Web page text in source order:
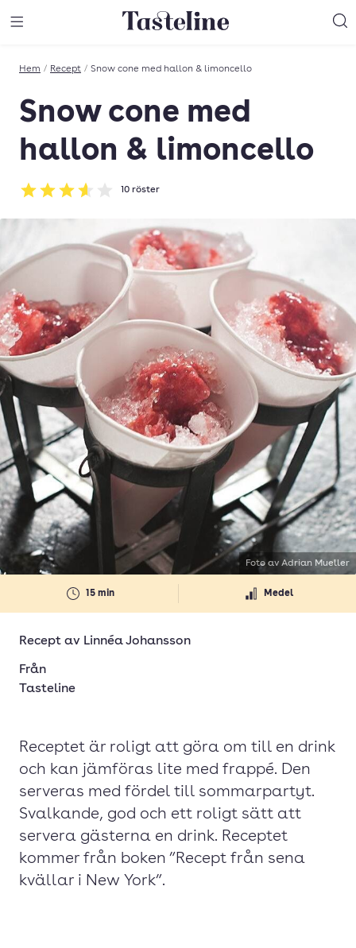
Till Tastelines startsida
Hem / Recept / Snow cone med hallon & limoncello
Snow cone med
hallon & limoncello
Betyg: 3.6 av 5
10 röster
15 min Medel
Recept av Linnéa Johansson
Från
Tasteline
Receptet är roligt att göra om till en drink
och kan jämföras lite med frappé. Den
serveras med fördel till sommarpartyt.
Svalkande, god och ett roligt sätt att
servera gästerna en drink. Receptet
kommer från boken ”Recept från sena
kvällar i New York”.
Foto av Adrian Mueller